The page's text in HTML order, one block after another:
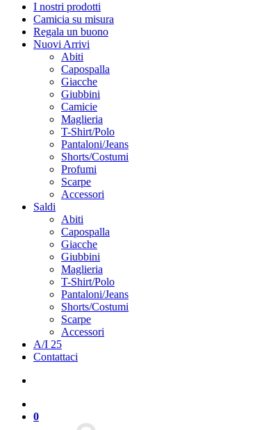
I nostri prodotti
Camicia su misura
Regala un buono
Nuovi Arrivi
Abiti
Capospalla
Giacche
Giubbini
Camicie
Maglieria
T-Shirt/Polo
Pantaloni/Jeans
Shorts/Costumi
Profumi
Scarpe
Accessori
Saldi
Abiti
Capospalla
Giacche
Giubbini
Maglieria
T-Shirt/Polo
Pantaloni/Jeans
Shorts/Costumi
Scarpe
Accessori
A/I 25
Contattaci
0